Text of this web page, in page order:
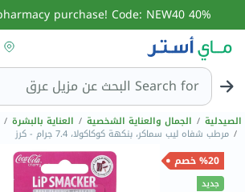
40% off 1st online pharmacy purchase! Code: NEW40
Search for
الصيدلية / الجمال والعناية الشخصية / العناية بالبشرة /
/ مرطب شفاه ليب سماكر، بنكهة كوكاكولا، 7.4 جرام - كرز
%20 خصم
جديد